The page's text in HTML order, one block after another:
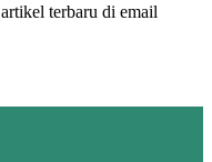
terbaru di email